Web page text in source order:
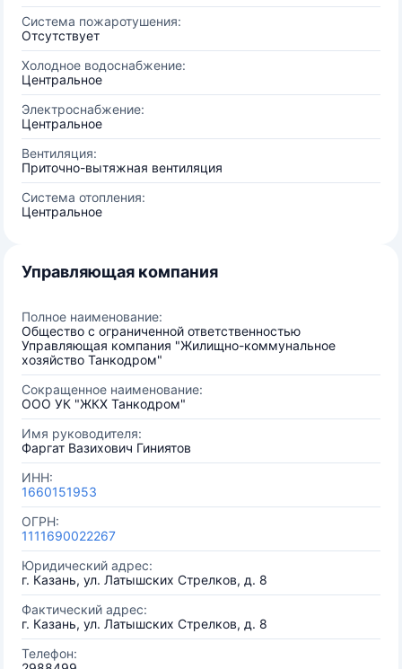
Система пожаротушения:
Отсутствует
Холодное водоснабжение:
Центральное
Электроснабжение:
Центральное
Вентиляция:
Приточно-вытяжная вентиляция
Система отопления:
Центральное
Управляющая компания
Полное наименование:
Общество с ограниченной ответственностью
Управляющая компания "Жилищно-коммунальное
хозяйство Танкодром"
Сокращенное наименование:
ООО УК "ЖКХ Танкодром"
Имя руководителя:
Фаргат Вазихович Гиниятов
ИНН:
1660151953
ОГРН:
1111690022267
Юридический адрес:
г. Казань, ул. Латышских Стрелков, д. 8
Фактический адрес:
г. Казань, ул. Латышских Стрелков, д. 8
Телефон: